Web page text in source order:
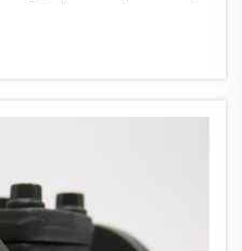
қамтамасыз етуде
желілері арқылы